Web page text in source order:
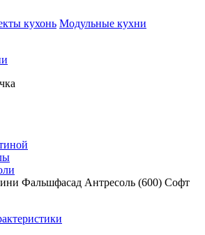
кухонь Модульные кухни
Фальшфасад Антресоль (600) Софт